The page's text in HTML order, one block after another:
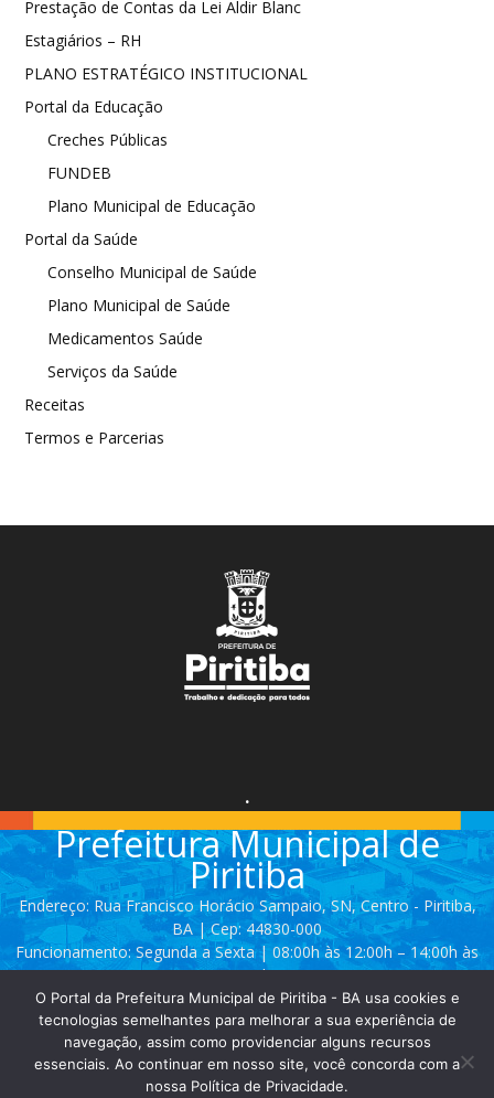
Prestação de Contas da Lei Aldir Blanc
Estagiários – RH
PLANO ESTRATÉGICO INSTITUCIONAL
Portal da Educação
Creches Públicas
FUNDEB
Plano Municipal de Educação
Portal da Saúde
Conselho Municipal de Saúde
Plano Municipal de Saúde
Medicamentos Saúde
Serviços da Saúde
Receitas
Termos e Parcerias
.
Prefeitura Municipal de
Piritiba
Endereço: Rua Francisco Horácio Sampaio, SN, Centro - Piritiba,
BA | Cep: 44830-000
Funcionamento: Segunda a Sexta | 08:00h às 12:00h – 14:00h às
17:00h
Telefone: (74) 3628 - 2111 / 3628 - 2153
Contato:comunicacao@piritiba.ba.gov.br
O Portal da Prefeitura Municipal de Piritiba - BA usa cookies e
tecnologias semelhantes para melhorar a sua experiência de
navegação, assim como providenciar alguns recursos
essenciais. Ao continuar em nosso site, você concorda com a
nossa Política de Privacidade.